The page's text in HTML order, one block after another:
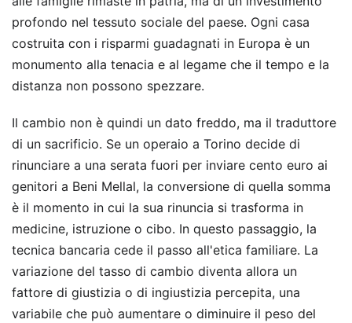
profondo nel tessuto sociale del paese. Ogni casa
costruita con i risparmi guadagnati in Europa è un
monumento alla tenacia e al legame che il tempo e la
distanza non possono spezzare.
Il cambio non è quindi un dato freddo, ma il traduttore
di un sacrificio. Se un operaio a Torino decide di
rinunciare a una serata fuori per inviare cento euro ai
genitori a Beni Mellal, la conversione di quella somma
è il momento in cui la sua rinuncia si trasforma in
medicine, istruzione o cibo. In questo passaggio, la
tecnica bancaria cede il passo all'etica familiare. La
variazione del tasso di cambio diventa allora un
fattore di giustizia o di ingiustizia percepita, una
variabile che può aumentare o diminuire il peso del